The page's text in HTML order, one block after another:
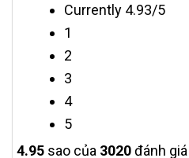
Currently 4.93/5
1
2
3
4
5
4.95 sao của 3020đánh giá